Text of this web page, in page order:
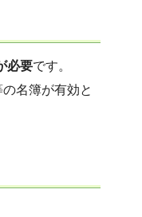
必要です。
名簿が有効と